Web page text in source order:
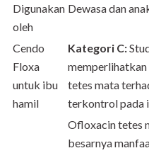
Digunakan
oleh
Dewasa dan
Cendo
Floxa
untuk ibu
hamil
Kategori C:
tetes mata
terkontrol pada
Ofloxacin tetes
besarnya